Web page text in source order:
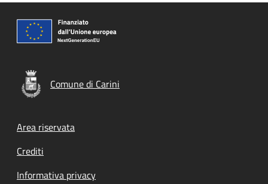
Comune di Carini
Footer menu
Area riservata
Crediti
Informativa privacy